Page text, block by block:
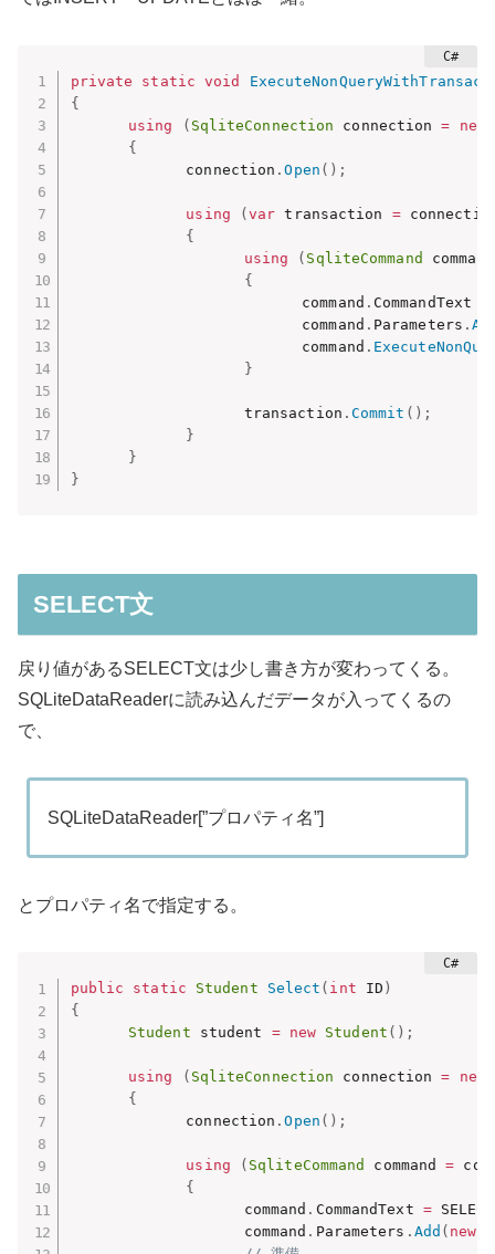
private static void
{
using
( SqliteConnection connection =
new
{
connection .Open ( ) ;
using (var transaction =
{
using
( SqliteCommand
{
command . CommandText
command . Parameters .
command .
}
transaction . Commit ( ) ;
}
}
}
SELECT文
戻り値があるSELECT文は少し書き方が変わってくる。
SQLiteDataReaderに読み込んだデータが入ってくるの
で、
SQLiteDataReader[”プロパティ名”]
とプロパティ名で指定する。
public static Student Select ( int ID )
{
Student student = new Student ( ) ;
using ( SqliteConnection connection =
new
{
connection .Open ( ) ;
using ( SqliteCommand command =
{
command . CommandText = SELECT
command . Parameters . Add ( new